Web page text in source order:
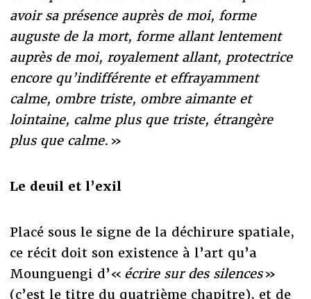
avoir sa présence auprès de moi, forme
auguste de la mort, forme allant lentement
auprès de moi, royalement allant, protectrice
encore qu’indifférente et effrayamment
calme, ombre triste, ombre aimante et
lointaine, calme plus que triste, étrangère
plus que calme. »
Le deuil et l’exil
Placé sous le signe de la déchirure spatiale,
ce récit doit son existence à l’art qu’a
Mounguengi d’« écrire sur des silences»
(c’est le titre du quatrième chapitre), et de